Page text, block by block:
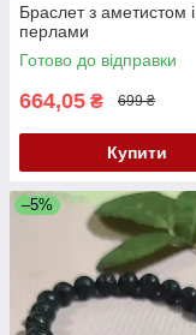
Браслет з аметистом і
перлами
Готово до відправки
664,05 ₴ 699 ₴
Купити
–5%